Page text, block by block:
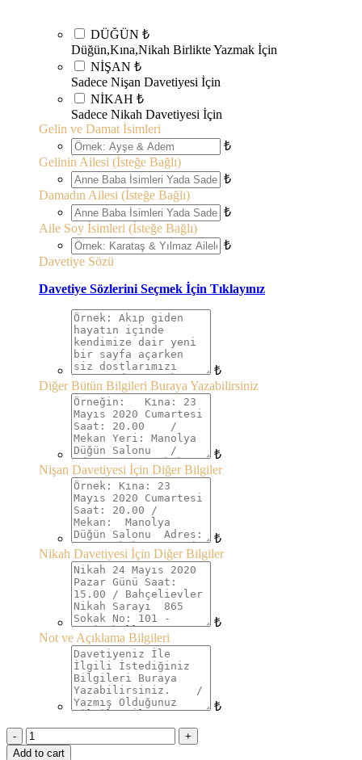
DÜĞÜN ₺
Düğün,Kına,Nikah Birlikte Yazmak İçin
NİŞAN ₺
Sadece Nişan Davetiyesi İçin
NİKAH ₺
Sadece Nikah Davetiyesi İçin
Gelin ve Damat İsimleri
₺
Gelinin Ailesi (İsteğe Bağlı)
₺
Damadın Ailesi (İsteğe Bağlı)
₺
Aile Soy İsimleri (İsteğe Bağlı)
₺
Davetiye Sözü
Davetiye Sözlerini Seçmek İçin Tıklayınız
₺
Diğer Bütün Bilgileri Buraya Yazabilirsiniz
₺
Nişan Davetiyesi İçin Diğer Bilgiler
₺
Nikah Davetiyesi İçin Diğer Bilgiler
₺
Not ve Açıklama Bilgileri
₺
Quantity
Add to cart